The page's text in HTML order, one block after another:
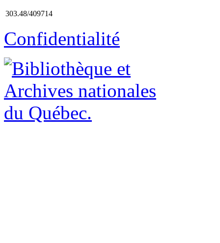
303.48/409714
Confidentialité